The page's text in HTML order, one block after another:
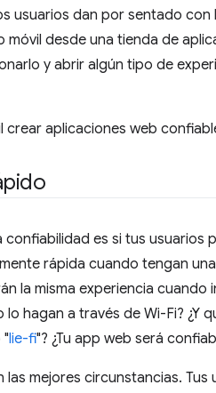
usuarios dan por sentado
móvil desde una tienda de
y abrir algún tipo de
crear aplicaciones web
es si tus usuarios
rápida cuando tengan
la misma experiencia
hagan a través de Wi-Fi? ¿Y
"lie-fi"? ¿Tu app web será
mejores circunstancias.